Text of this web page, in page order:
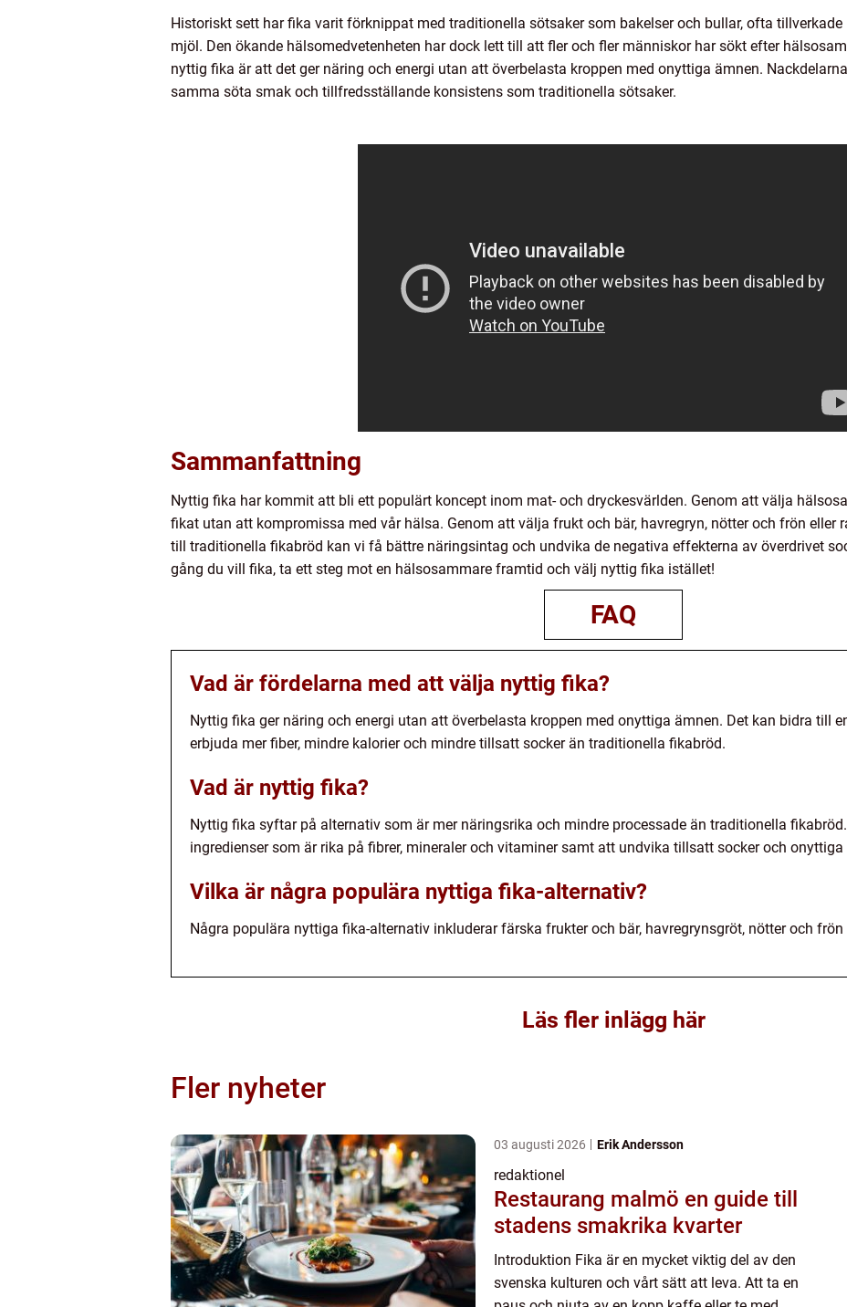
Historiskt sett har fika varit förknippat med traditionella sötsaker som bakelser och bullar, ofta
mjöl. Den ökande hälsomedvetenheten har dock lett till att fler och fler människor har sökt efter
nyttig fika är att det ger näring och energi utan att överbelasta kroppen med onyttiga ämnen.
samma söta smak och tillfredsställande konsistens som traditionella sötsaker.
Sammanfattning
Nyttig fika har kommit att bli ett populärt koncept inom mat- och dryckesvärlden. Genom att välja
fikat utan att kompromissa med vår hälsa. Genom att välja frukt och bär, havregryn, nötter och frön eller
till traditionella fikabröd kan vi få bättre näringsintag och undvika de negativa effekterna av överdrivet
gång du vill fika, ta ett steg mot en hälsosammare framtid och välj nyttig fika istället!
FAQ
Vad är fördelarna med att välja nyttig fika?
Nyttig fika ger näring och energi utan att överbelasta kroppen med onyttiga ämnen. Det kan bidra till
erbjuda mer fiber, mindre kalorier och mindre tillsatt socker än traditionella fikabröd.
Vad är nyttig fika?
Nyttig fika syftar på alternativ som är mer näringsrika och mindre processade än traditionella
ingredienser som är rika på fibrer, mineraler och vitaminer samt att undvika tillsatt socker och onyttiga
Vilka är några populära nyttiga fika-alternativ?
Några populära nyttiga fika-alternativ inkluderar färska frukter och bär, havregrynsgröt, nötter och
Läs fler inlägg här
Fler nyheter
03 augusti 2026 Erik Andersson
redaktionel
Restaurang malmö en guide till
stadens smakrika kvarter
Introduktion Fika är en mycket viktig del av den
svenska kulturen och vårt sätt att leva. Att ta en